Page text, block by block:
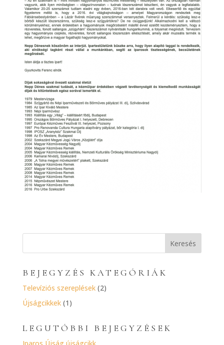
BEJEGYZÉS KATEGÓRIÁK
Televíziós szereplések(2)
Újságcikkek(1)
LEGUTÓBBI BEJEGYZÉSEK